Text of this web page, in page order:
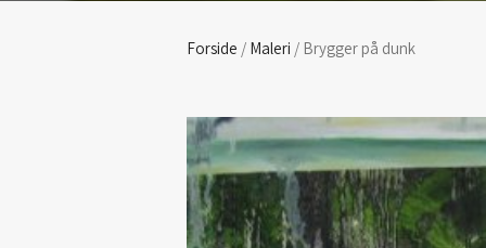
Forside / Maleri / Brygger på dunk